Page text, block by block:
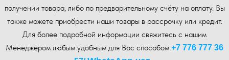
получении товара, либо по предварительному счёту на оплату. Вы
также можете приобрести наши товары в рассрочку или кредит.
Для более подробной информации свяжитесь с нашим
Менеджером любым удобным для Вас способом +7 776 777 36